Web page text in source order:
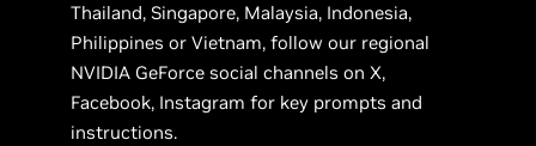
Thailand, Singapore, Malaysia, Indonesia,
Philippines or Vietnam, follow our regional
NVIDIA GeForce social channels on X,
Facebook, Instagram for key prompts and
instructions.